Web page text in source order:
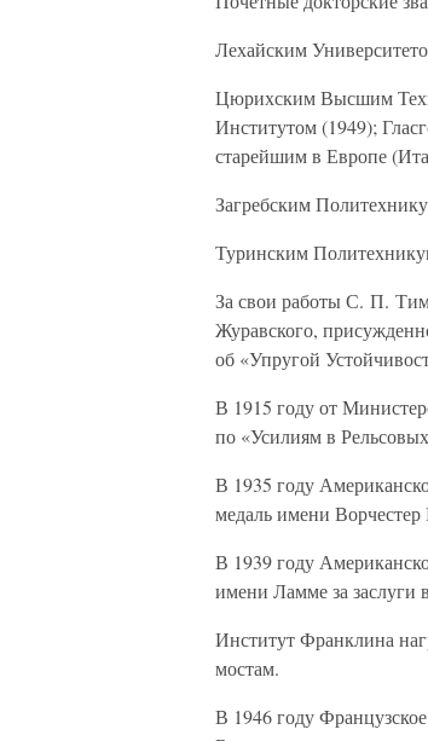
Лехайским
Цюрихским Высшим
Институтом (1949);
старейшим в Европе
Загребским
Туринским
За свои работы С. П.
Журавского,
об «Упругой
В 1915 году от
по «Усилиям в
В 1935 году
медаль имени
В 1939 году
имени Ламме за заслуги
Институт Франклина
мостам.
В 1946 году